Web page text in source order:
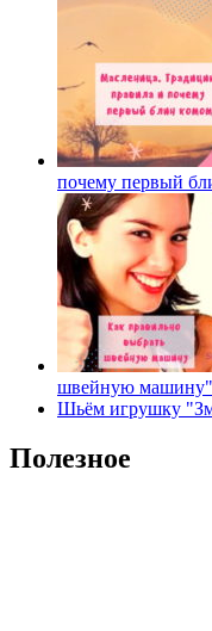
почему первый
швейную машину"
Шьём игрушку
Полезное